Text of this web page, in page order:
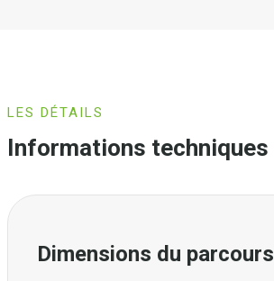
LES DÉTAILS
Informations techniques
Dimensions du parcours